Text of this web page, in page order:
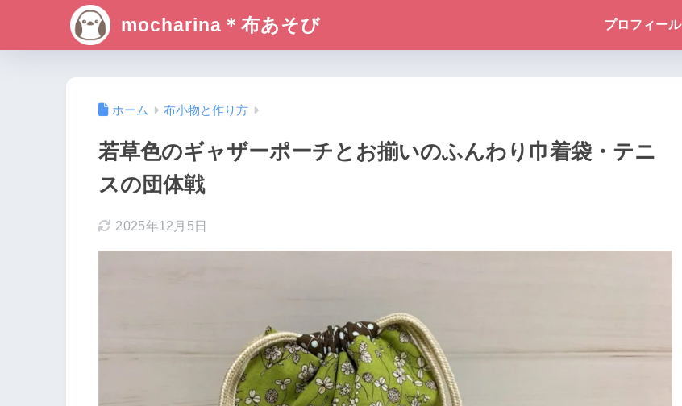
mocharina＊布あそび プロフィール
ホーム 布小物と作り方
若草色のギャザーポーチとお揃いのふんわり巾着袋・テニ
スの団体戦
2025年12月5日